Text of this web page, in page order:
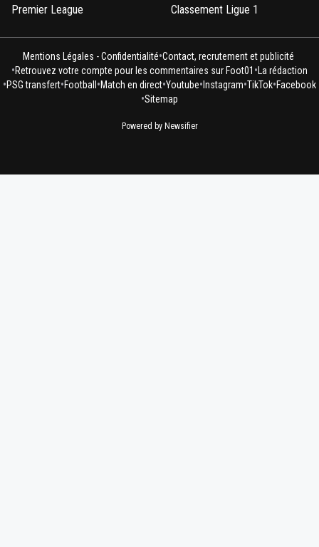
Premier League
Classement Ligue 1
Mentions Légales - Confidentialité•Contact, recrutement et publicité
•Retrouvez votre compte pour les commentaires sur Foot01 •La rédaction
•PSG transfert•Football •Match en direct•Youtube• Instagram•TikTok•Facebook
•Sitemap
Powered by Newsifier